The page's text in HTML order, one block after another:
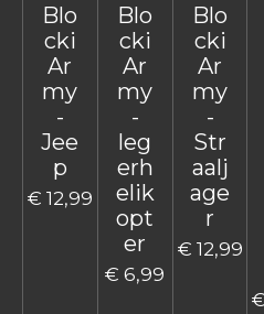
Blo
cki
Ar
my
-
Jee
p
€ 12,99
Blo
cki
Ar
my
-
leg
erh
elik
opt
er
€ 6,99
Blo
cki
Ar
my
-
Str
aalj
age
r
€ 12,99